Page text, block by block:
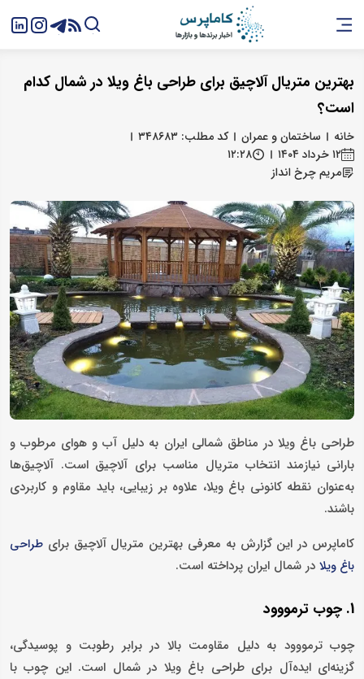
بهترین متریال آلاچیق برای طراحی باغ ویلا در شمال کدام
است؟
خانه ساختمان و عمران
کد مطلب: ۳۴۸۶۸۳
۱۲ خرداد ۱۴۰۴
۱۲:۲۸
مریم چرخ انداز
طراحی باغ ویلا در مناطق شمالی ایران به دلیل آب ‌و هوای مرطوب و
بارانی نیازمند انتخاب متریال مناسب برای آلاچیق است. آلاچیق‌ها
به‌عنوان نقطه کانونی باغ ویلا، علاوه بر زیبایی، باید مقاوم و کاربردی
باشند.
کاماپرس در این گزارش به معرفی بهترین متریال آلاچیق برای طراحی
باغ ویلا در شمال ایران پرداخته است.
1. چوب ترمووود
چوب ترمووود به دلیل مقاومت بالا در برابر رطوبت و پوسیدگی،
گزینه‌ای ایده‌آل برای طراحی باغ ویلا در شمال است. این چوب با